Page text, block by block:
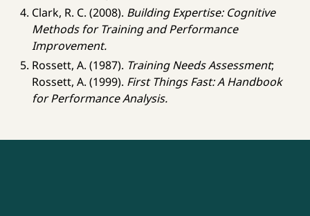
Clark, R. C. (2008). Building Expertise: Cognitive
Methods for Training and Performance
Improvement.
Rossett, A. (1987). Training Needs Assessment;
Rossett, A. (1999). First Things Fast: A Handbook
for Performance Analysis.